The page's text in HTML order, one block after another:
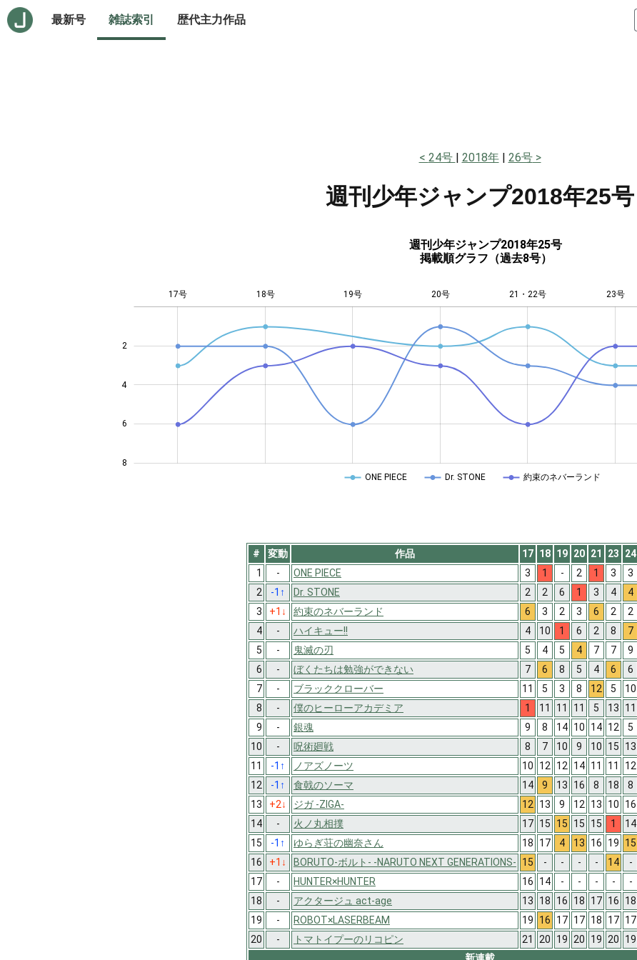
最新号 雑誌索引 歴代主力作品
24号 2018年 26号
週刊少年ジャンプ2018年25号
週刊少年ジャンプ2018年25号
掲載順グラフ（過去8号）
4
2
4
6
8
17号 18号 19号 20号 21・22号 23号
ONE PIECE Dr. STONE 約束のネバーランド
# 変動 作品 17 18 19 20 21 23 24
1
- ONE PIECE 3 1 - 2 1 3 3
2
-1 ↑ Dr. STONE 2 2 6 1 3 4 4
3
+1 ↓ 約束のネバーランド 6 3 2 3 6 2 2
4
- ハイキュー!! 4 10 1 6 2 8 7
5
- 鬼滅の刃 5 4 5 4 7 7 9
6
- ぼくたちは勉強ができない 7 6 8 5 4 6 6
7
- ブラッククローバー 11 5 3 8 12 5 10
8
- 僕のヒーローアカデミア 1 11 11 11 5 13 11
9
- 銀魂 9 8 14 10 14 12 5
10
- 呪術廻戦 8 7 10 9 10 15 13
11
-1 ↑ ノアズノーツ 10 12 12 14 11 11 12
12
-1 ↑ 食戟のソーマ 14 9 13 16 8 18 8
13
+2↓ ジガ -ZIGA- 12 13 9 12 13 10 16
14
- 火ノ丸相撲 17 15 15 15 15 1 14
15
-1 ↑ ゆらぎ荘の幽奈さん 18 17 4 13 16 19 15
16
+1 ↓ BORUTO-ボルト- -NARUTO NEXT GENERATIONS- 15 - - - - 14 -
17
- HUNTER×HUNTER 16 14 - - - - -
18
- アクタージュ act-age 13 18 16 18 17 16 18
19
- ROBOT×LASERBEAM 19 16 17 17 18 17 17
20
- トマトイプーのリコピン 21 20 19 20 19 20 19